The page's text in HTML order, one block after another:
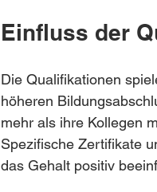
Einfluss der
Die Qualifikationen
höheren
mehr als ihre Kollegen
Spezifische Zertifikate
das Gehalt positiv